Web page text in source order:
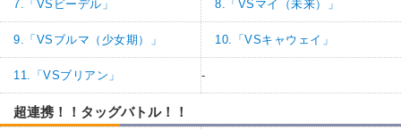
7.「VSビーデル」 8.「VSマイ（未来）」
9.「VSブルマ（少女期）」 10.「VSキャウェイ」
11.「VSブリアン」 -
超連携！！タッグバトル！！